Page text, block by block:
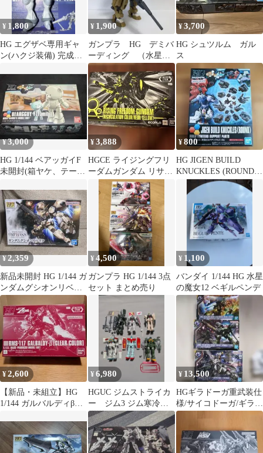
¥ 1,800
HG エグザベ専用ギャ
ン(ハクジ装備) 完成
¥ 1,900
ガンプラ HG デミバ
ーディング （水星の
魔女） 完成品
¥3,700
HG シュツルム ガル
ス
¥3,000
HG 1/144 ベアッガイF
未開封(箱ヤケ、テープ
¥3,888
HGCE ライジングフリ
ーダムガンダム リサー
キュレーションカラー
¥800
HG JIGEN BUILD
KNUCKLES (ROUND)
1/144未開封
¥2,359
新品未開封 HG 1/144 ガ
ンダムグシオンリベイ
ク
¥4,500
ガンプラ HG 1/144 3点
セット まとめ売り
¥ 1,100
バンダイ 1/144 HG 水星
の魔女12 ベギルペンデ
¥2,600
【新品・未組立】HG
1/144 ガルバルディβ
¥6,980
HGUC ジムストライカ
ー ジム3 ジム寒冷地
型 ジムスナイパ
ー？ 6体セット
¥ 13,500
HGギラドーガ重武装仕
様/サイコドーガ/ギラド
ーガアクシズショック